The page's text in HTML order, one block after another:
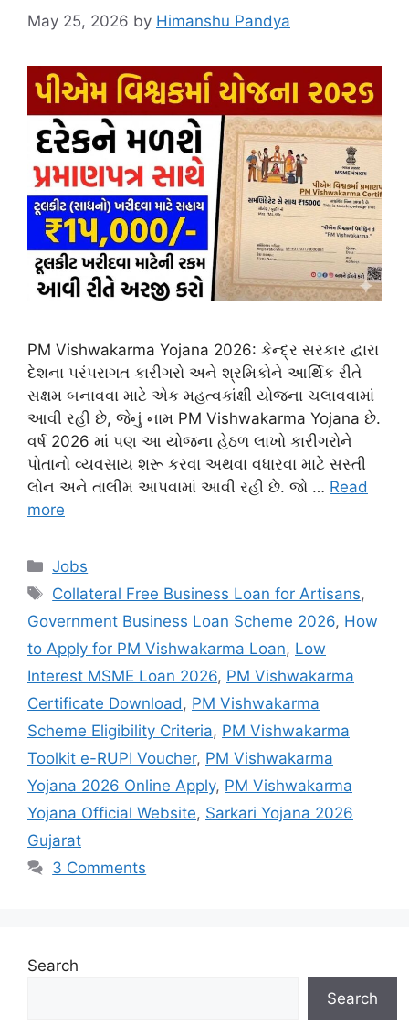
May 25, 2026 by Himanshu Pandya
PM Vishwakarma Yojana 2026: કેન્દ્ર સરકાર દ્વારા
દેશના પરંપરાગત કારીગરો અને શ્રમિકોને આર્થિક રીતે
સક્ષમ બનાવવા માટે એક મહત્વકાંક્ષી યોજના ચલાવવામાં
આવી રહી છે, જેનું નામ PM Vishwakarma Yojana છે.
વર્ષ 2026 માં પણ આ યોજના હેઠળ લાખો કારીગરોને
પોતાનો વ્યવસાય શરૂ કરવા અથવા વધારવા માટે સસ્તી
લોન અને તાલીમ આપવામાં આવી રહી છે. જો … Read
more
Categories
Jobs
Tags
Collateral Free Business Loan for Artisans,
Government Business Loan Scheme 2026, How
to Apply for PM Vishwakarma Loan, Low
Interest MSME Loan 2026, PM Vishwakarma
Certificate Download, PM Vishwakarma
Scheme Eligibility Criteria, PM Vishwakarma
Toolkit e-RUPI Voucher, PM Vishwakarma
Yojana 2026 Online Apply, PM Vishwakarma
Yojana Official Website, Sarkari Yojana 2026
Gujarat
3 Comments
Search
Search